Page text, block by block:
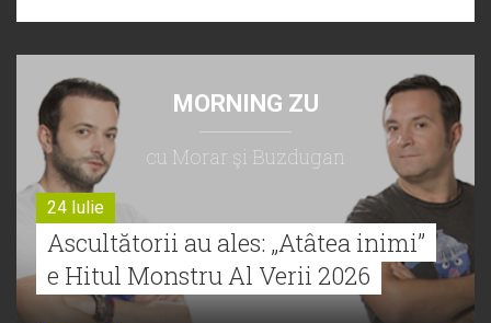
MORNING ZU
cu Morar şi Buzdugan
24 Iulie
Ascultătorii au ales: „Atâtea inimi”
e Hitul Monstru Al Verii 2026